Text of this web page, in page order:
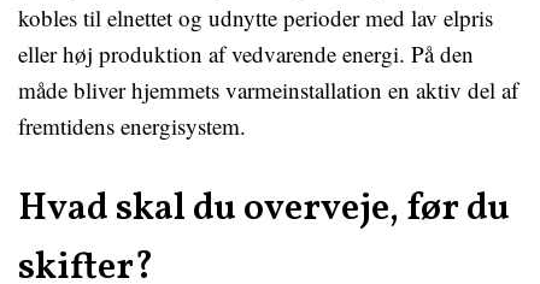
kobles til elnettet og udnytte perioder med lav elpris
eller høj produktion af vedvarende energi. På den
måde bliver hjemmets varmeinstallation en aktiv del af
fremtidens energisystem.
Hvad skal du overveje, før du
skifter?